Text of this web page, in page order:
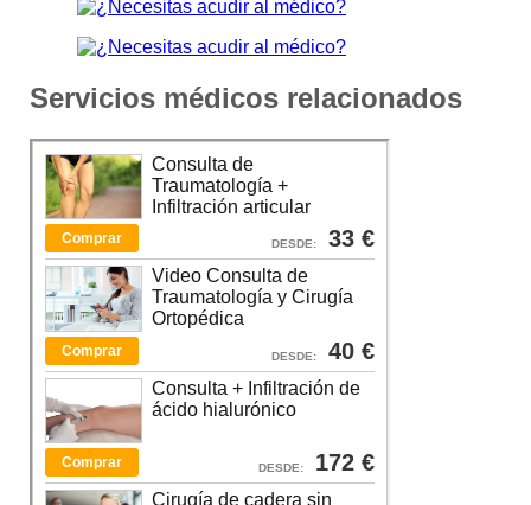
Servicios médicos relacionados